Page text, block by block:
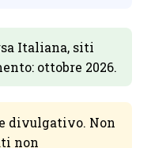
Italiana, siti
ottobre 2026.
divulgativo. Non
non